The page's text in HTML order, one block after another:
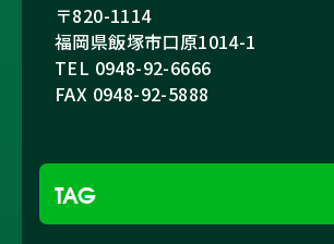
〒820-1114
福岡県飯塚市口原1014-1
TEL 0948-92-6666
FAX 0948-92-5888
TAG